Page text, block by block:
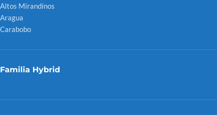
Altos Mirandinos
Aragua
Carabobo
Familia Hybrid